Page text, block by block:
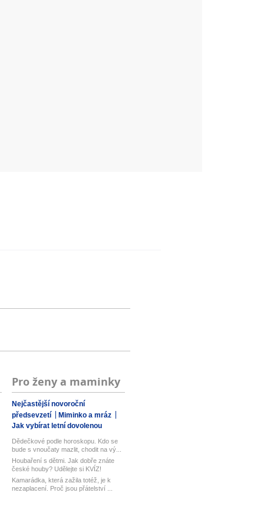
Pro ženy a maminky
Nejčastější novoroční
předsevzetí
Miminko a mráz
Jak vybírat letní dovolenou
Dědečkové podle horoskopu. Kdo se
bude s vnoučaty mazlit, chodit na vý...
Houbaření s dětmi. Jak dobře znáte
české houby? Udělejte si KVÍZ!
Kamarádka, která zažila totéž, je k
nezaplacení. Proč jsou přátelství ...